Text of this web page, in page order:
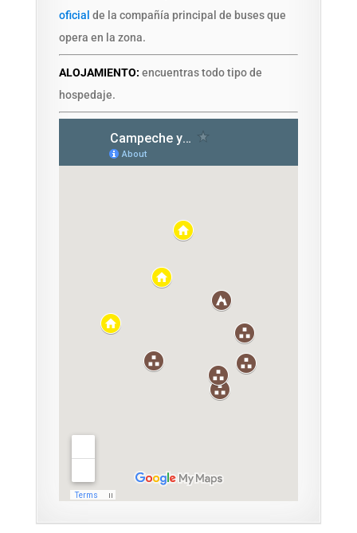
oficial de la compañía principal de buses que
opera en la zona.
ALOJAMIENTO: encuentras todo tipo de
hospedaje.